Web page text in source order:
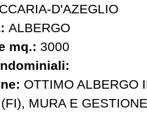
D'AZEGLIO
ALBERGO
mq.: 3000
OTTIMO ALBERGO
MURA E